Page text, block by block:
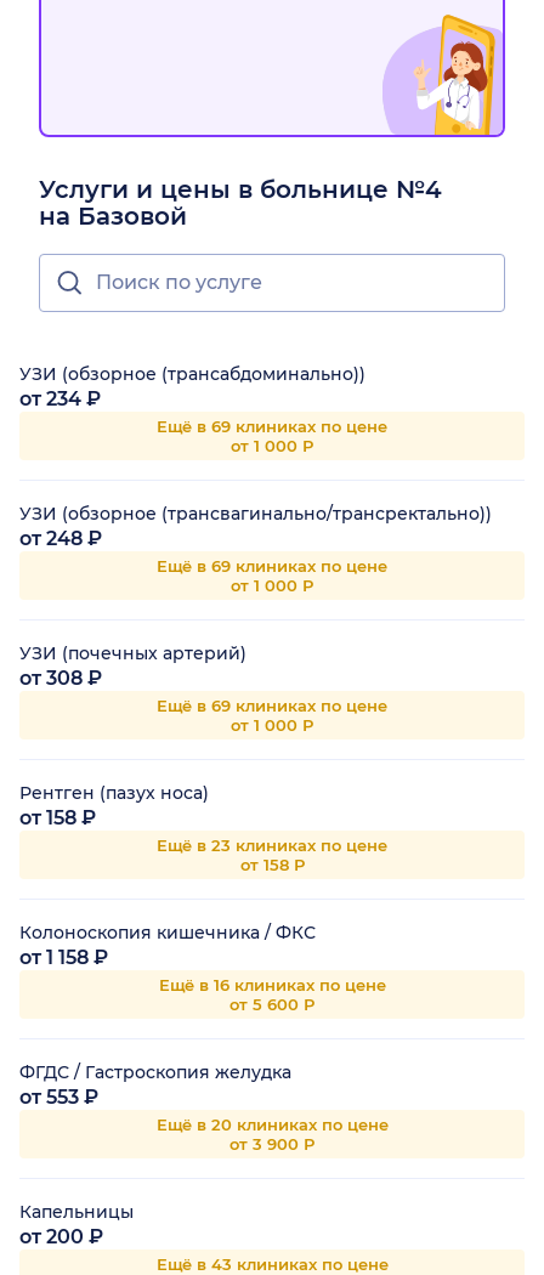
Услуги и цены в больнице №4
на Базовой
УЗИ (обзорное (трансабдоминально))
от 234 ₽
Ещё в 69 клиниках по цене
от 1 000 Р
УЗИ (обзорное (трансвагинально/трансректально))
от 248 ₽
Ещё в 69 клиниках по цене
от 1 000 Р
УЗИ (почечных артерий)
от 308 ₽
Ещё в 69 клиниках по цене
от 1 000 Р
Рентген (пазух носа)
от 158 ₽
Ещё в 23 клиниках по цене
от 158 Р
Колоноскопия кишечника / ФКС
от 1 158 ₽
Ещё в 16 клиниках по цене
от 5 600 Р
ФГДС / Гастроскопия желудка
от 553 ₽
Ещё в 20 клиниках по цене
от 3 900 Р
Капельницы
от 200 ₽
Ещё в 43 клиниках по цене